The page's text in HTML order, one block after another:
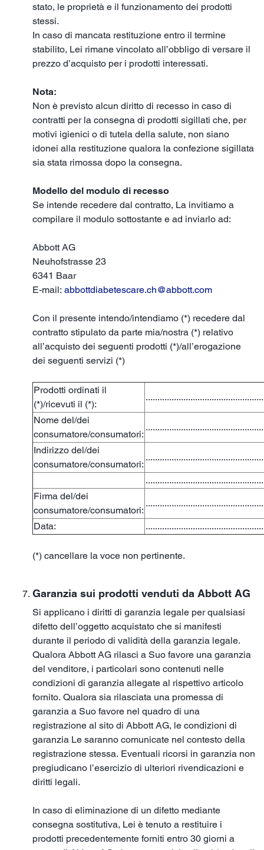
stato, le proprietà e il funzionamento dei prodotti
stessi.
In caso di mancata restituzione entro il termine
stabilito, Lei rimane vincolato all’obbligo di versare il
prezzo d’acquisto per i prodotti interessati.
Nota:
Non è previsto alcun diritto di recesso in caso di
contratti per la consegna di prodotti sigillati che, per
motivi igienici o di tutela della salute, non siano
idonei alla restituzione qualora la confezione sigillata
sia stata rimossa dopo la consegna.
Modello del modulo di recesso
Se intende recedere dal contratto, La invitiamo a
compilare il modulo sottostante e ad inviarlo ad:
Abbott AG
Neuhofstrasse 23
6341 Baar
E-mail: abbottdiabetescare.ch@abbott.com
Con il presente intendo/intendiamo (*) recedere dal
contratto stipulato da parte mia/nostra (*) relativo
all’acquisto dei seguenti prodotti (*)/all’erogazione
dei seguenti servizi (*)
Prodotti ordinati il
(*)/ricevuti il (*):
Nome del/dei
consumatore/consumatori:
Indirizzo del/dei
consumatore/consumatori:
Firma del/dei
consumatore/consumatori:
Data:
(*) cancellare la voce non pertinente.
Garanzia sui prodotti venduti da Abbott AG
Si applicano i diritti di garanzia legale per qualsiasi
difetto dell’oggetto acquistato che si manifesti
durante il periodo di validità della garanzia legale.
Qualora Abbott AG rilasci a Suo favore una garanzia
del venditore, i particolari sono contenuti nelle
condizioni di garanzia allegate al rispettivo articolo
fornito. Qualora sia rilasciata una promessa di
garanzia a Suo favore nel quadro di una
registrazione al sito di Abbott AG, le condizioni di
garanzia Le saranno comunicate nel contesto della
registrazione stessa. Eventuali ricorsi in garanzia non
pregiudicano l’esercizio di ulteriori rivendicazioni e
diritti legali.
In caso di eliminazione di un difetto mediante
consegna sostitutiva, Lei è tenuto a restituire i
prodotti precedentemente forniti entro 30 giorni a